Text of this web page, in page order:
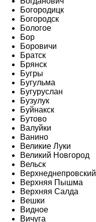
Богородицк
Богородск
Бологое
Бор
Боровичи
Братск
Брянск
Бугры
Бугульма
Бугуруслан
Бузулук
Буйнакск
Бутово
Валуйки
Ванино
Великие Луки
Великий Новгород
Вельск
Верхнеднепровский
Верхняя Пышма
Верхняя Салда
Вешки
Видное
Вичуга